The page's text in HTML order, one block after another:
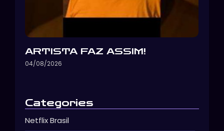
ARTISTA FAZ ASSIM!
04/08/2026
Categories
Netflix Brasil